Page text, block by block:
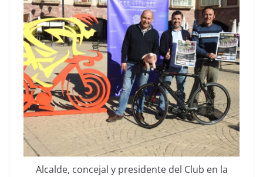
Alcalde, concejal y presidente del Club en la